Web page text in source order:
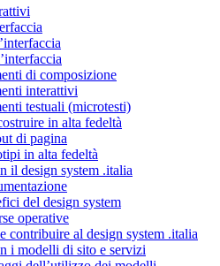
di composizione
interattivi
testuali (microtesti)
in alta fedeltà
di pagina
in alta fedeltà
il design system .italia
del design system
operative
contribuire al design system .italia
i modelli di sito e servizi